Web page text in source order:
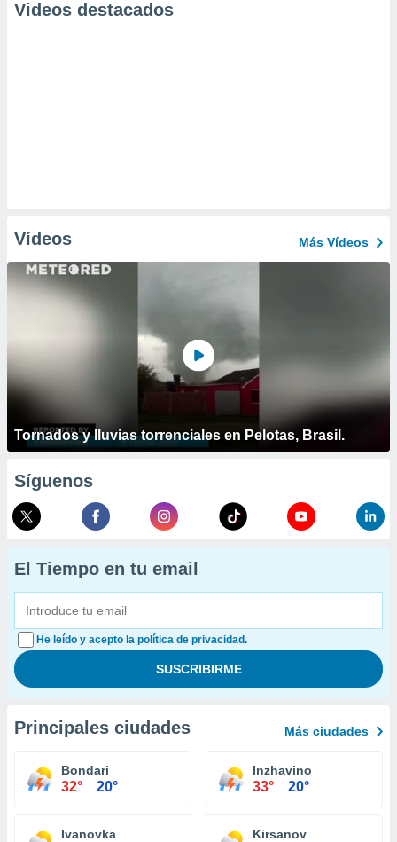
Videos destacados
Vídeos Más Vídeos
Tornados y lluvias torrenciales en Pelotas, Brasil.
Síguenos
El Tiempo en tu email
He leído y acepto la política de privacidad.
Principales ciudades Más ciudades
Bondari
32° 20°
Inzhavino
33° 20°
Ivanovka Kirsanov